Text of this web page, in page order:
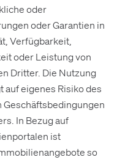
oder
oder Garantien in
Verfügbarkeit,
oder Leistung von
Dritter. Die Nutzung
eigenes Risiko des
In Bezug auf
ist
so